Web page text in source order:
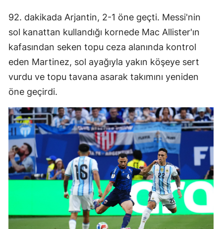
Karabük
Kilis
Düzce
92. dakikada Arjantin, 2-1 öne geçti. Messi'nin
sol kanattan kullandığı kornede Mac Allister'ın
kafasından seken topu ceza alanında kontrol
eden Martinez, sol ayağıyla yakın köşeye sert
vurdu ve topu tavana asarak takımını yeniden
öne geçirdi.